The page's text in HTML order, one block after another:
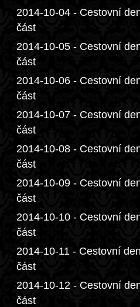
2014-10-04 - Cestovní
část
2014-10-05 - Cestovní
část
2014-10-06 - Cestovní
část
2014-10-07 - Cestovní
část
2014-10-08 - Cestovní
část
2014-10-09 - Cestovní
část
2014-10-10 - Cestovní
část
2014-10-11 - Cestovní
část
2014-10-12 - Cestovní
část